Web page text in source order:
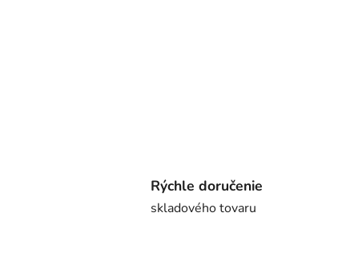
Rýchle doručenie
skladového tovaru